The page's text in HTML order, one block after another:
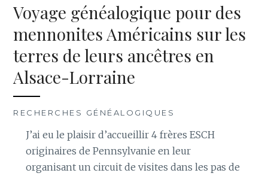
Voyage généalogique pour des
mennonites Américains sur les
terres de leurs ancêtres en
Alsace-Lorraine
RECHERCHES GÉNÉALOGIQUES
J’ai eu le plaisir d’accueillir 4 frères ESCH
originaires de Pennsylvanie en leur
organisant un circuit de visites dans les pas de